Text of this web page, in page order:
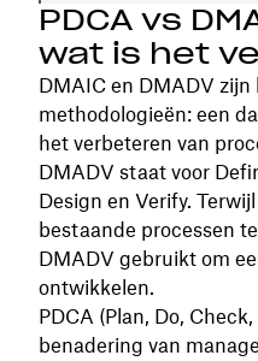
PDCA vs
wat is het
DMAIC en DMADV zijn
methodologieën: een
het verbeteren van
DMADV staat voor
Design en Verify.
bestaande processen
DMADV gebruikt om
ontwikkelen.
PDCA (Plan, Do,
benadering van